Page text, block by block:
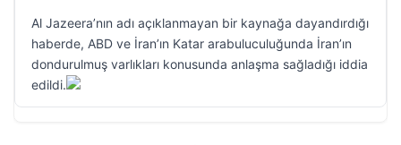
Al Jazeera’nın adı açıklanmayan bir kaynağa dayandırdığı
haberde, ABD ve İran’ın Katar arabuluculuğunda İran’ın
dondurulmuş varlıkları konusunda anlaşma sağladığı iddia
edildi.